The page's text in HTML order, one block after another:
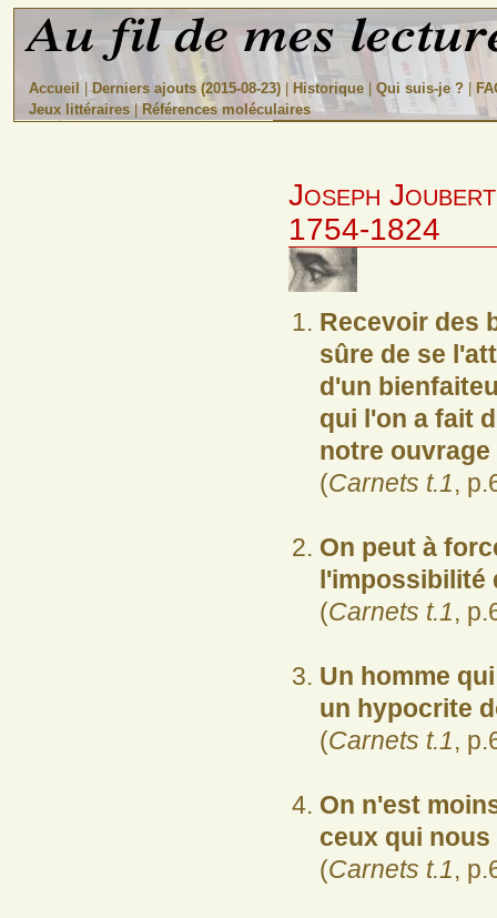
Accueil | Derniers ajouts (2015-08-23) | Historique| Qui suis-je ? |
Jeux littéraires| Références moléculaires
Joseph Joubert
1754-1824
Recevoir des
sûre de se
d'un
qui l'on a fait
notre ouvrage
(Carnets t.1,
On peut à
l'impossibilité
(Carnets t.1,
Un homme
un hypocrite
(Carnets t.1,
On n'est
ceux qui
(Carnets t.1,